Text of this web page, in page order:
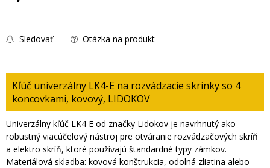
Sledovať Otázka na produkt
Kľúč univerzálny LK4-E na rozvádzacie skrinky so 4
koncovkami, kovový, LIDOKOV
Univerzálny kľúč LK4 E od značky Lidokov je navrhnutý ako
robustný viacúčelový nástroj pre otváranie rozvádzačových skríň
a elektro skríň, ktoré používajú štandardné typy zámkov.
Materiálová skladba: kovová konštrukcia, odolná zliatina alebo